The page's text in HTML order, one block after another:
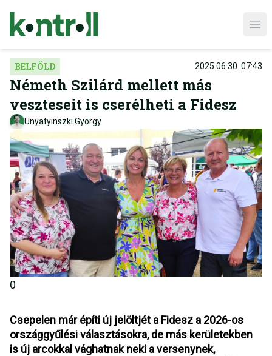
BELFÖLD 2025.06.30. 07:43
Németh Szilárd mellett más
veszteseit is cserélheti a Fidesz
Unyatyinszki György
0
Csepelen már építi új jelöltjét a Fidesz a 2026-os
országgyűlési választásokra, de más kerületekben
is új arcokkal vághatnak neki a versenynek,